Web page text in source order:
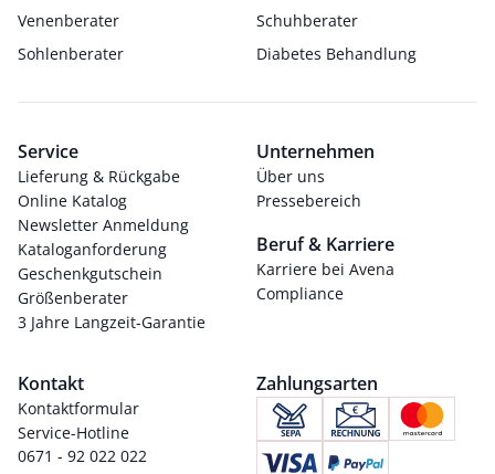
Venenberater
Schuhberater
Sohlenberater
Diabetes Behandlung
Service
Lieferung & Rückgabe
Online Katalog
Newsletter Anmeldung
Kataloganforderung
Geschenkgutschein
Größenberater
3 Jahre Langzeit-Garantie
Unternehmen
Über uns
Pressebereich
Beruf & Karriere
Karriere bei Avena
Compliance
Kontakt
Kontaktformular
Service-Hotline
0671 - 92 022 022
Zahlungsarten